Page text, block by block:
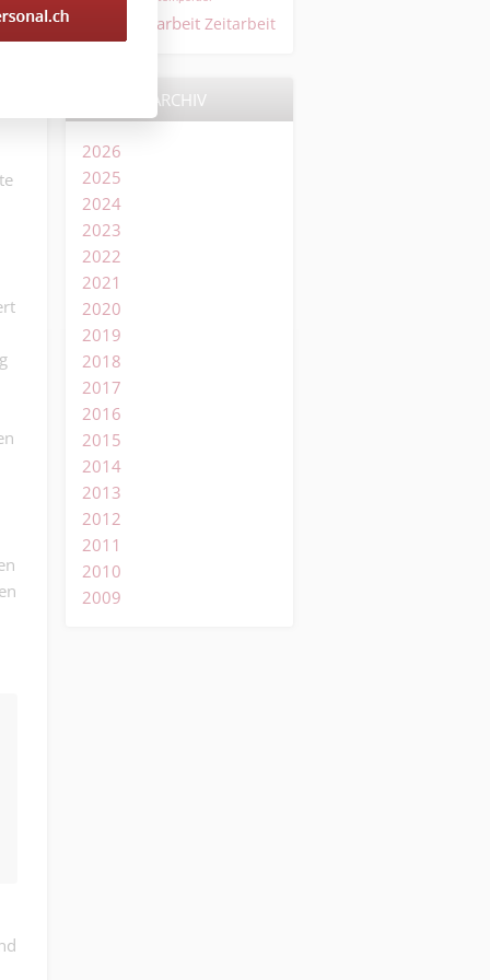
Temporärarbeit Zeitarbeit
ARCHIV
2026
2025
2024
2023
2022
2021
2020
2019
2018
2017
2016
2015
2014
2013
2012
2011
2010
2009